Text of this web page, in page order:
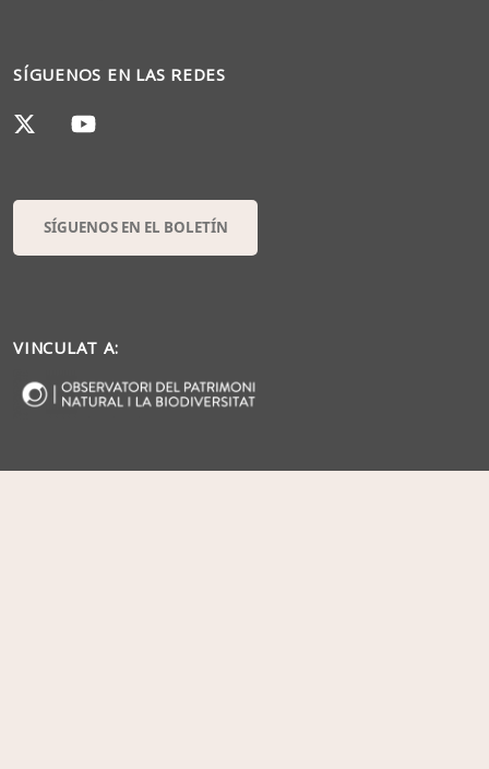
SÍGUENOS EN LAS REDES
SÍGUENOS EN EL BOLETÍN
VINCULAT A: